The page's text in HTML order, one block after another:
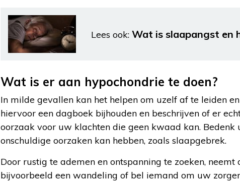
Lees ook: Wat is slaapangst en
Wat is er aan hypochondrie te doen?
In milde gevallen kan het helpen om uzelf af te leiden
hiervoor een dagboek bijhouden en beschrijven of er
oorzaak voor uw klachten die geen kwaad kan.
onschuldige oorzaken kan hebben, zoals slaapgebrek.
Door rustig te ademen en ontspanning te zoeken,
bijvoorbeeld een wandeling of bel iemand om uw